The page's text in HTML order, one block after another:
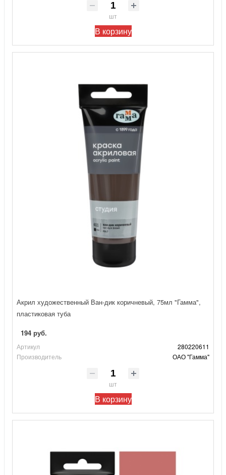
шт
В корзину
Акрил художественный Ван-дик коричневый, 75мл "Гамма",
пластиковая туба
194 руб.
Артикул
280220611
Производитель
ОАО "Гамма"
шт
В корзину